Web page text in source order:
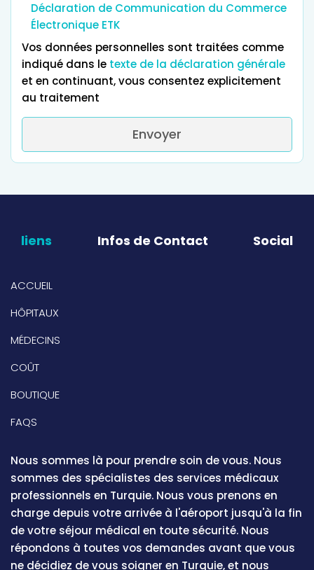
Déclaration de Communication du Commerce
Électronique ETK
Vos données personnelles sont traitées comme
indiqué dans le texte de la déclaration générale
et en continuant, vous consentez explicitement
au traitement
Envoyer
liens Infos de Contact Social
ACCUEIL
HÔPITAUX
MÉDECINS
COÛT
BOUTIQUE
FAQS
Nous sommes là pour prendre soin de vous. Nous
sommes des spécialistes des services médicaux
professionnels en Turquie. Nous vous prenons en
charge depuis votre arrivée à l'aéroport jusqu'à la fin
de votre séjour médical en toute sécurité. Nous
répondons à toutes vos demandes avant que vous
ne décidiez de vous soigner en Turquie, et nous